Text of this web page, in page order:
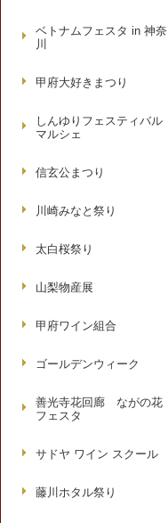
ベトナムフェスタ in 神奈
川
甲府大好きまつり
しんゆりフェスティバル
マルシェ
信玄公まつり
川崎みなと祭り
太白桜祭り
山梨物産展
甲府ワイン組合
ゴールデンウィーク
善光寺花回廊 ながの花
フェスタ
サドヤ ワイン スクール
藤川ホタル祭り